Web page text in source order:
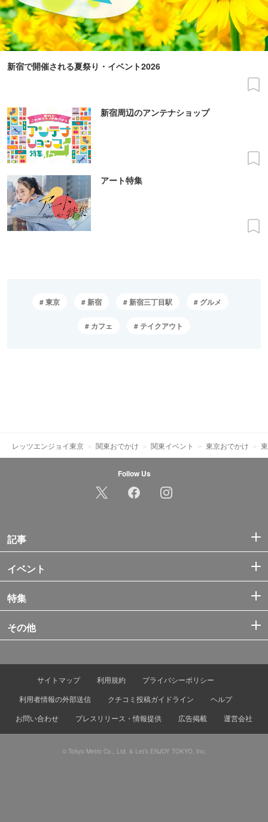
新宿で開催される夏祭り・イベント2026
新宿周辺のアンテナショップ
アート特集
東京 新宿 新宿三丁目駅 グルメ
カフェ テイクアウト
レッツエンジョイ東京 関東おでかけ 関東イベント 東京おでかけ
Follow Us
記事
イベント
特集
その他
サイトマップ 利用規約
プライバシーポリシー
利用者情報の外部送信
クチコミ投稿ガイドライン
ヘルプ
お問い合わせ
プレスリリース・情報提供 広告掲載 運営会社
© Tokyo Metro Co., Ltd. & Let’s ENJOY TOKYO, Inc.